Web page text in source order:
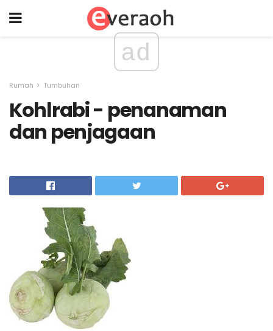
ad
Rumah Tumbuhan
Kohlrabi - penanaman
dan penjagaan